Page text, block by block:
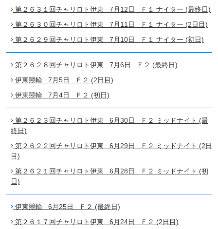
第２６３１回チャリロト伊東 7月12日 Ｆ１ ナイター (最終日)
第２６３０回チャリロト伊東 7月11日 Ｆ１ ナイター (2日目)
第２６２９回チャリロト伊東 7月10日 Ｆ１ ナイター (初日)
第２６２８回チャリロト伊東 7月6日 Ｆ２ (最終日)
伊東競輪 7月5日 Ｆ２ (2日目)
伊東競輪 7月4日 Ｆ２ (初日)
第２６２３回チャリロト伊東 6月30日 Ｆ２ ミッドナイト (最
終日)
第２６２２回チャリロト伊東 6月29日 Ｆ２ ミッドナイト (2日
目)
第２６２１回チャリロト伊東 6月28日 Ｆ２ ミッドナイト (初
日)
伊東競輪 6月25日 Ｆ２ (最終日)
第２６１７回チャリロト伊東 6月24日 Ｆ２ (2日目)